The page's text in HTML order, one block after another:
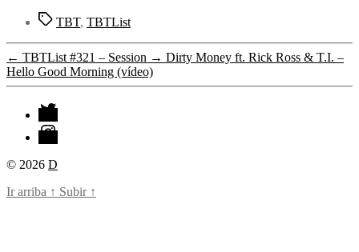
Etiquetas
TBT, TBTList
← TBTList #321 – Session → Dirty Money ft. Rick Ross & T.I. –
Hello Good Morning (vídeo)
Twitter
Instagram
© 2026 D
Ir arriba ↑ Subir ↑